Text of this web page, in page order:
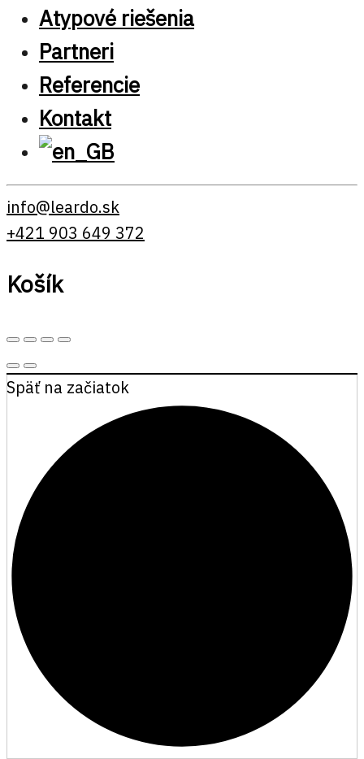
Atypové riešenia
Partneri
Referencie
Kontakt
info@leardo.sk
+421 903 649 372
Košík
Späť na začiatok